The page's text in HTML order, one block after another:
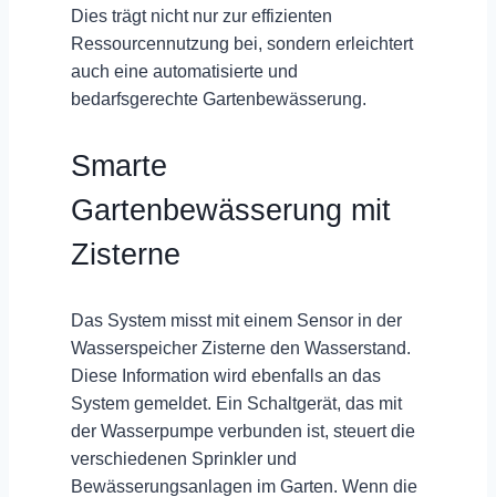
Dies trägt nicht nur zur effizienten
Ressourcennutzung bei, sondern erleichtert
auch eine automatisierte und
bedarfsgerechte Gartenbewässerung.
Smarte
Gartenbewässerung mit
Zisterne
Das System misst mit einem Sensor in der
Wasserspeicher Zisterne den Wasserstand.
Diese Information wird ebenfalls an das
System gemeldet. Ein Schaltgerät, das mit
der Wasserpumpe verbunden ist, steuert die
verschiedenen Sprinkler und
Bewässerungsanlagen im Garten. Wenn die